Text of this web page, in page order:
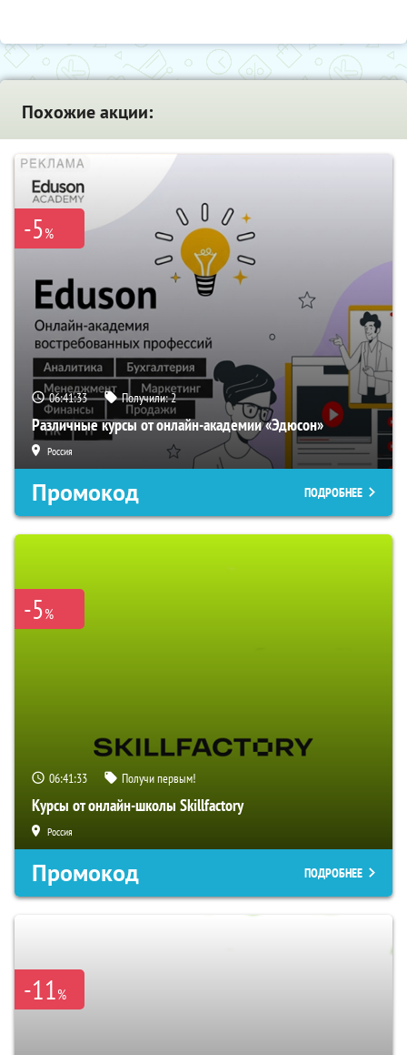
Похожие акции:
-5%
06:41:32 Получили:2
Различные курсы от онлайн-академии «Эдюсон»
Россия
Промокод ПОДРОБНЕЕ
-5%
06:41:32 Получи первым!
Курсы от онлайн-школы Skillfactory
Россия
Промокод ПОДРОБНЕЕ
-11%